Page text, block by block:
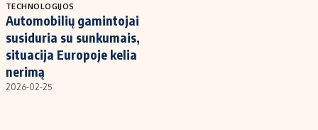
TECHNOLOGIJOS
Automobilių gamintojai
susiduria su sunkumais,
situacija Europoje kelia
nerimą
2026-02-25